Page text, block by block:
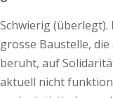
Schwierig
grosse Baustelle,
beruht, auf
aktuell nicht